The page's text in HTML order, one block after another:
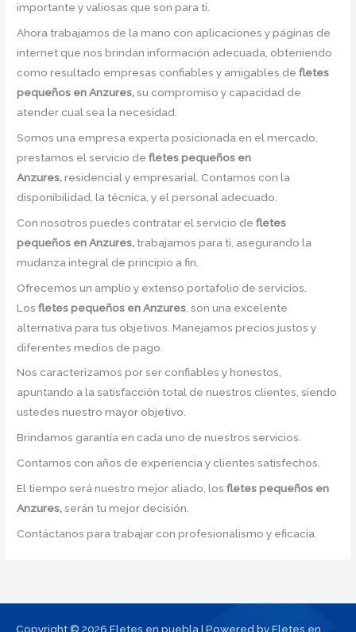
importante y valiosas que son para ti.
Ahora trabajamos de la mano con aplicaciones y páginas de
internet que nos brindan información adecuada, obteniendo
como resultado empresas confiables y amigables defletes
pequeños en Anzures,su compromiso y capacidad de
atender cual sea la necesidad.
Somos una empresa experta posicionada en el mercado,
prestamos el servicio defletes pequeños en
Anzures,residencial y empresarial. Contamos con la
disponibilidad, la técnica, y el personal adecuado.
Con nosotros puedes contratar el servicio defletes
pequeños en Anzures, trabajamos para ti, asegurando la
mudanza integral de principio a fin.
Ofrecemos un amplio y extenso portafolio de servicios.
Losfletes pequeños en Anzures , son una excelente
alternativa para tus objetivos. Manejamos precios justos y
diferentes medios de pago.
Nos caracterizamos por ser confiables y honestos,
apuntando a la satisfacción total de nuestros clientes, siendo
ustedes nuestro mayor objetivo.
Brindamos garantía en cada uno de nuestros servicios.
Contamos con años de experiencia y clientes satisfechos.
El tiempo será nuestro mejor aliado, losfletes pequeños en
Anzures,serán tu mejor decisión.
Contáctanos para trabajar con profesionalismo y eficacia.
Copyright © 2026 Fletes en puebla | Powered by Fletes en